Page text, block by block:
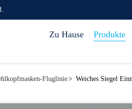
Zu Hause Produkte
Fluglinie> Weiches Siegel